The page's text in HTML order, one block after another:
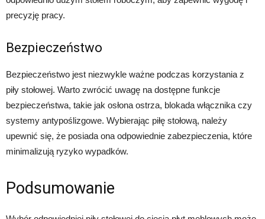
precyzję pracy.
Bezpieczeństwo
Bezpieczeństwo jest niezwykle ważne podczas korzystania z
piły stołowej. Warto zwrócić uwagę na dostępne funkcje
bezpieczeństwa, takie jak osłona ostrza, blokada włącznika czy
systemy antypoślizgowe. Wybierając piłę stołową, należy
upewnić się, że posiada ona odpowiednie zabezpieczenia, które
minimalizują ryzyko wypadków.
Podsumowanie